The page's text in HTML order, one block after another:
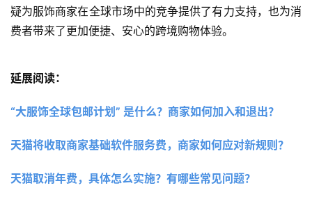
疑为服饰商家在全球市场中的竞争提供了有力支持，也为消
费者带来了更加便捷、安心的跨境购物体验。
延展阅读：
“大服饰全球包邮计划” 是什么？商家如何加入和退出？
天猫将收取商家基础软件服务费，商家如何应对新规则？
天猫取消年费，具体怎么实施？有哪些常见问题？